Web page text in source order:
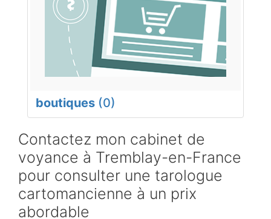
boutiques (0)
Contactez mon cabinet de
voyance à Tremblay-en-France
pour consulter une tarologue
cartomancienne à un prix
abordable